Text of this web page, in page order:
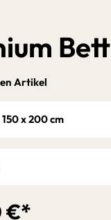
Bett
€*
Artikel
150 x 200 cm